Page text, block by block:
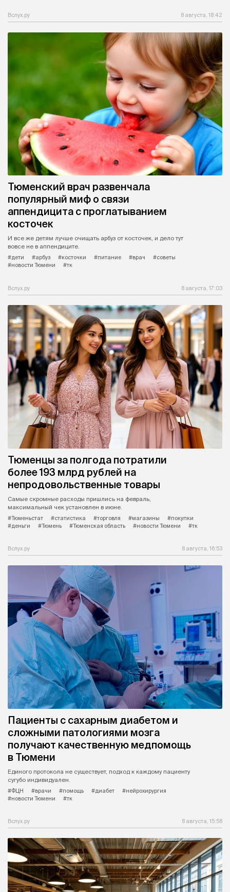
Вслух.ру 8 августа, 18:42
Тюменский врач развенчала
популярный миф о связи
аппендицита с проглатыванием
косточек
И все же детям лучше очищать арбуз от косточек, и дело тут
вовсе не в аппендиците.
#дети
#арбуз #косточки #питание #врач
#советы
#новости Тюмени
#тк
Вслух.ру 8 августа, 17:03
Тюменцы за полгода потратили
более 193 млрд рублей на
непродовольственные товары
Самые скромные расходы пришлись на февраль,
максимальный чек установлен в июне.
#Тюменьстат
#статистика #торговля #магазины
#покупки
#деньги
#Тюмень #Тюменская область #новости Тюмени #тк
Вслух.ру 8 августа, 16:53
Пациенты с сахарным диабетом и
сложными патологиями мозга
получают качественную медпомощь
в Тюмени
Единого протокола не существует, подход к каждому пациенту
сугубо индивидуален.
#ФЦН
#врачи #помощь #диабет
#нейрохирургия
#новости Тюмени
#тк
Вслух.ру 8 августа, 15:58